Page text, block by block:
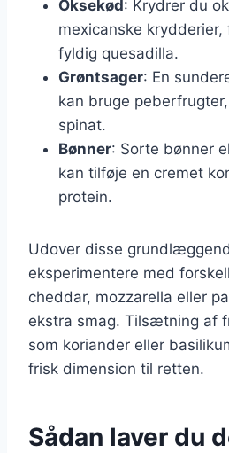
Oksekød: Krydrer du
mexicanske
fyldig quesadilla.
Grøntsager: En
kan bruge
spinat.
Bønner: Sorte bønner
kan tilføje en cremet
protein.
Udover disse
eksperimentere med
cheddar, mozzarella eller
ekstra smag. Tilsætning af
som koriander eller
frisk dimension til retten.
Sådan laver du